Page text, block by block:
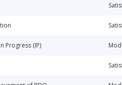
Progress (IP)